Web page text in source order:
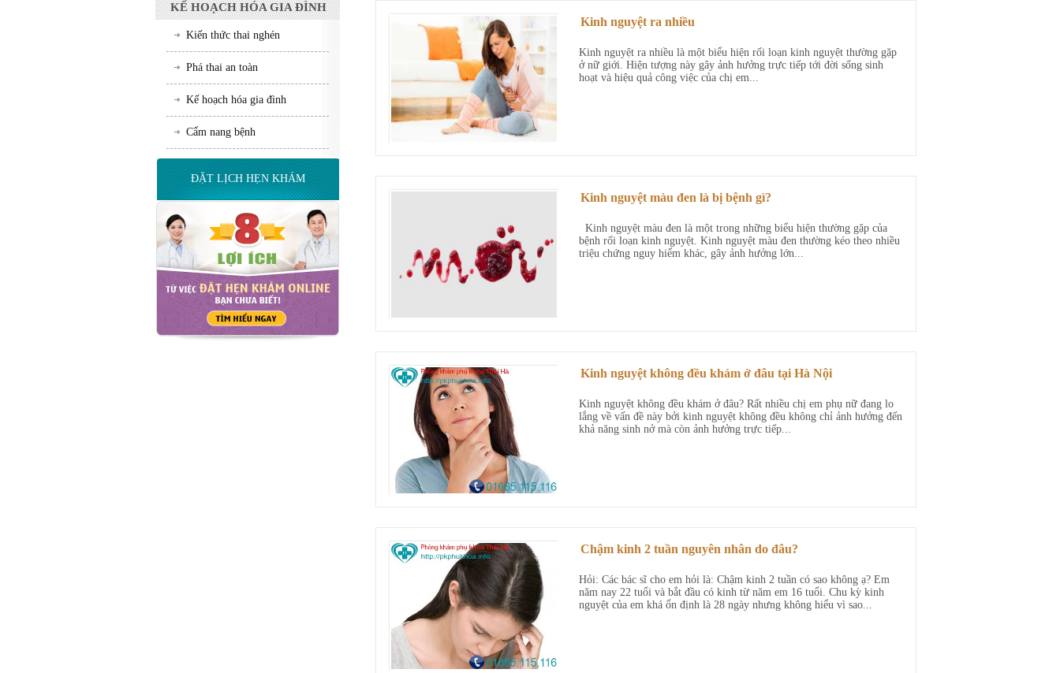
KẾ HOẠCH HÓA GIA ĐÌNH
Kiến thức thai nghén
Phá thai an toàn
Kế hoạch hóa gia đình
Cẩm nang bệnh
ĐẶT LỊCH HẸN KHÁM
Kinh nguyệt ra nhiều
Kinh nguyệt ra nhiều là một biểu hiện rối loạn kinh nguyệt thường gặp
ở nữ giới. Hiện tượng này gây ảnh hưởng trực tiếp tới đời sống sinh
hoạt và hiệu quả công việc của chị em...
Kinh nguyệt màu đen là bị bệnh gì?
Kinh nguyệt màu đen là một trong những biểu hiện thường gặp của
bệnh rối loạn kinh nguyệt. Kinh nguyệt màu đen thường kéo theo nhiều
triệu chứng nguy hiểm khác, gây ảnh hưởng lớn...
Kinh nguyệt không đều khám ở đâu tại Hà Nội
Kinh nguyệt không đều khám ở đâu? Rất nhiều chị em phụ nữ đang lo
lắng về vấn đề này bởi kinh nguyệt không đều không chỉ ảnh hưởng đến
khả năng sinh nở mà còn ảnh hưởng trực tiếp...
Chậm kinh 2 tuần nguyên nhân do đâu?
Hỏi: Các bác sĩ cho em hỏi là: Chậm kinh 2 tuần có sao không ạ? Em
năm nay 22 tuổi và bắt đầu có kinh từ năm em 16 tuổi. Chu kỳ kinh
nguyệt của em khá ổn định là 28 ngày nhưng không hiểu vì sao...